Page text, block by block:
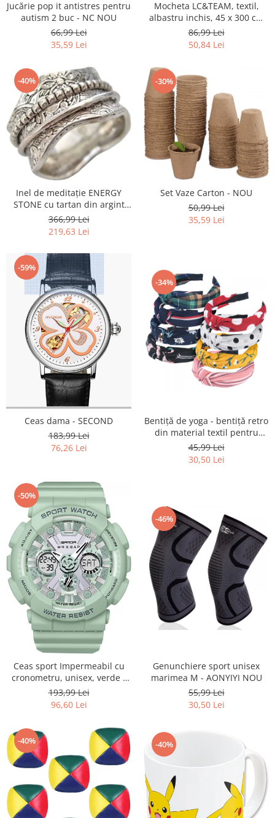
Servere, Componente & UPS
Telecomenzi garaj
Sport & Activitati in aer liber
Accesorii antrenament
Accesorii Fitness
Accesorii sportive
Articole Voiaj
Camping
Ciclism
Sporturi acvatice
Sporturi de interior
TV, Audio & Foto
Aparate Foto & Accesorii
Audio HI-FI & Profesionale
Drone si Accesorii
Home Cinema & Audio
Playere, Boxe & Casti
Telescoape & Optica
Televizoare & accesorii
Bacanie
Ambalaje cadouri
Cadouri
Curatenie si intretinere
Jucărie pop it antistres pentru
autism 2 buc - NC NOU
66,99 Lei
35,59 Lei
Mocheta LC&TEAM, textil,
albastru inchis, 45 x 300 cm
NOU
86,99 Lei
50,84 Lei
-40%
Inel de meditație ENERGY
STONE cu tartan din argint
sterling - NOU
366,99 Lei
219,63 Lei
-30%
Set Vaze Carton - NOU
50,99 Lei
35,59 Lei
-59%
Ceas dama - SECOND
183,99 Lei
76,26 Lei
-34%
Bentiță de yoga - bentiță retro
din material textil pentru
femei/fete NOU
45,99 Lei
30,50 Lei
-50%
Ceas sport Impermeabil cu
cronometru, unisex, verde -
RESIGILAT
193,99 Lei
96,60 Lei
-46%
Genunchiere sport unisex
marimea M - AONYIYI NOU
55,99 Lei
30,50 Lei
-40% -40%